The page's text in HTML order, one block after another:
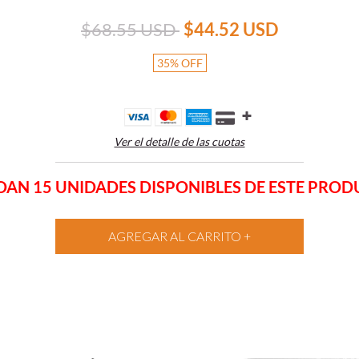
$68.55 USD $44.52 USD
35%OFF
Ver el detalle de las cuotas
15 UNIDADES DISPONIBLES DE ESTE